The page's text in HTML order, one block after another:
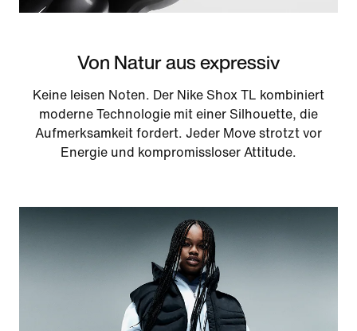
Von Natur aus expressiv
Keine leisen Noten. Der Nike Shox TL kombiniert
moderne Technologie mit einer Silhouette, die
Aufmerksamkeit fordert. Jeder Move strotzt vor
Energie und kompromissloser Attitude.